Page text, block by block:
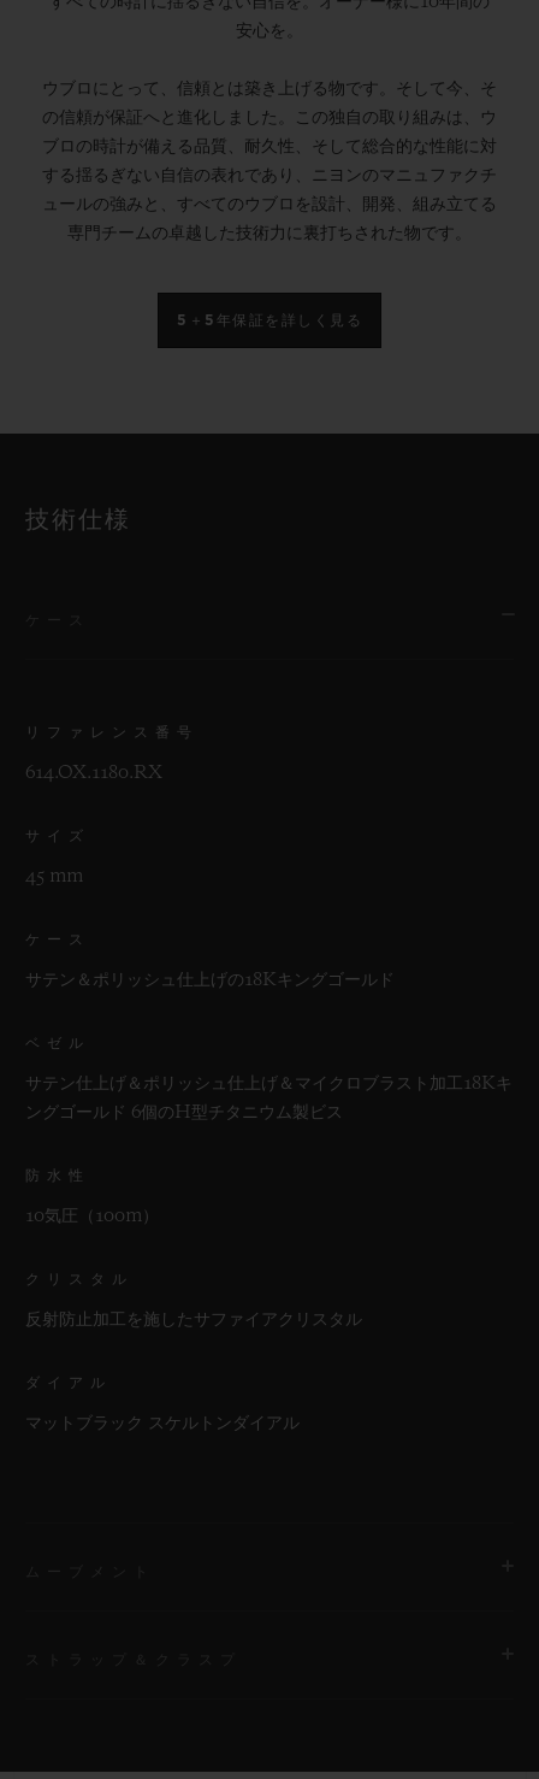
安心を。
ウブロにとって、信頼とは築き上げる物です。そして今、そ
の信頼が保証へと進化しました。この独自の取り組みは、ウ
ブロの時計が備える品質、耐久性、そして総合的な性能に対
する揺るぎない自信の表れであり、ニヨンのマニュファクチ
ュールの強みと、すべてのウブロを設計、開発、組み立てる
専門チームの卓越した技術力に裏打ちされた物です。
5＋5年保証を詳しく見る
技術仕様
リファレンス番号
614.OX.1180.RX
サイズ
45 mm
ケース
サテン＆ポリッシュ仕上げの18Kキングゴールド
ベゼル
サテン仕上げ＆ポリッシュ仕上げ＆マイクロブラスト加工18Kキ
ングゴールド 6個のH型チタニウム製ビス
防水性
10気圧（100m）
クリスタル
反射防止加工を施したサファイアクリスタル
ダイアル
マットブラック スケルトンダイアル
ストラップ